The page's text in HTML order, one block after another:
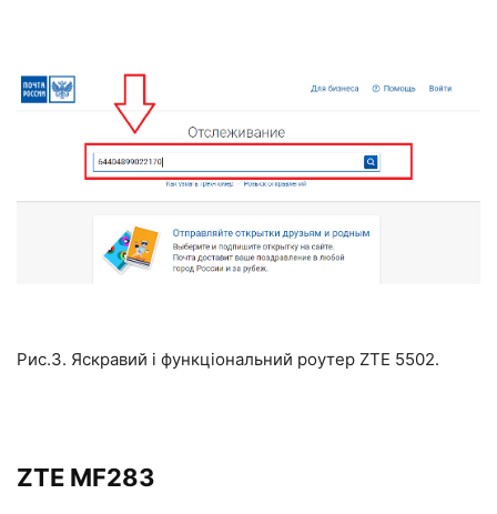
Рис.3. Яскравий і функціональний роутер ZTE 5502.
ZTE MF283